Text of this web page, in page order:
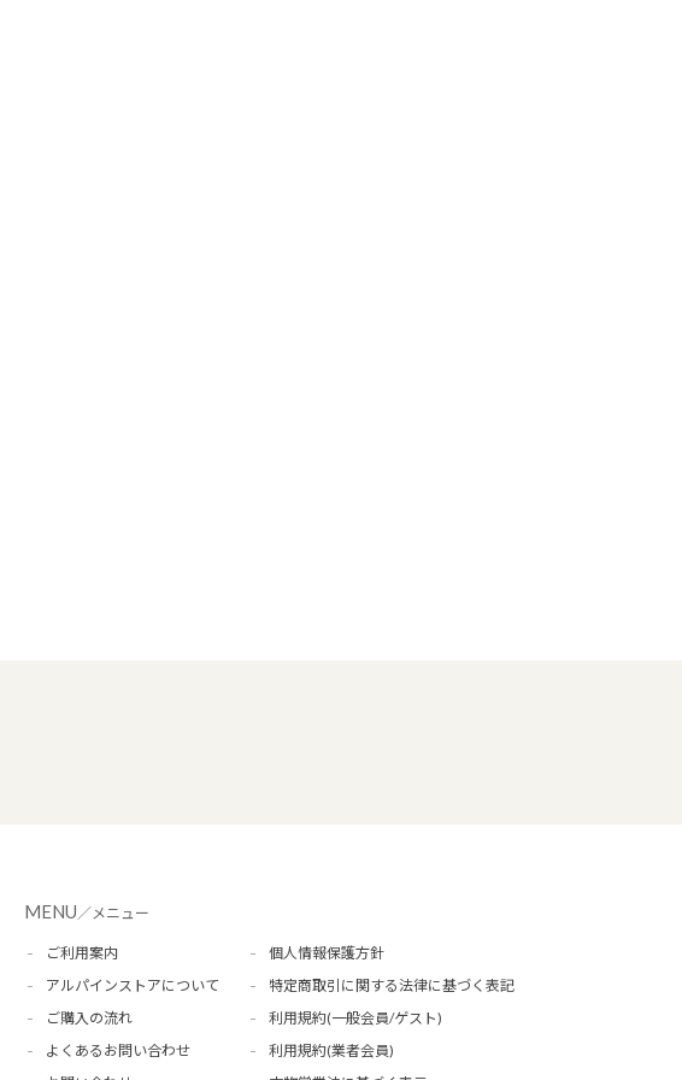
MENU／メニュー
ご利用案内
アルパインストアについて
ご購入の流れ
よくあるお問い合わせ
個人情報保護方針
特定商取引に関する法律に基づく表記
利用規約(一般会員/ゲスト)
利用規約(業者会員)